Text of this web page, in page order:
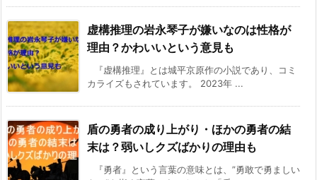
虚構推理の岩永琴子が嫌いなのは性格が
理由？かわいいという意見も
『虚構推理』とは城平京原作の小説であり、コミ
カライズもされています。 2023年 ...
盾の勇者の成り上がり・ほかの勇者の結
末は？弱いしクズばかりの理由も
『勇者』という言葉の意味とは、”勇敢で勇ましい